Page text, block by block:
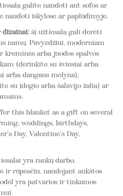
galite naudoti ant sofos ar
naudoti iškylose ar paplūdimyje.
dizainai:šį užtiesalą gali derėti
namų. Pavyzdžiui, moderniam
arba juodos spalvos
(derinkite su šviesiai arba
arba dangaus mėlyna),
su įdegio arba šalavijo žalia) ar
this blanket as a gift on several
weddings, birthdays,
Day, Valentine’s Day,
yra rankų darbo,
ir rūpesčiu, naudojant aukštos
yra patvarios ir tinkamos